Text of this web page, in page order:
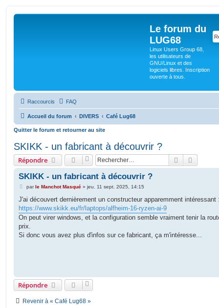
Le forum du
LUG68
Linux Users Group 68,
les utilisateurs de
GNU/Linux et des
logiciels libres. Inscription
ouverte à tous.
Raccourcis FAQ
Accueil du forum DIVERS Café Lug68
Quitter le forum et retourner au site
SKIKK - un fabricant à découvrir ?
Répondre Rechercher
SKIKK - un fabricant à découvrir ?
M
s
a
g
e
parle Manchot Masqué» jeu. 11 sept. 2025, 14:15
J'ai découvert dernièrement un constructeur apparemment intéressant
https://www.skikk.eu/fr/laptops/alfheim-16-ryzen-ai-9
On peut virer windows, et la configuration semble vraiment tenir la
prix.
Si donc vous avez plus d'infos sur ce fabricant, ça m'intéresse...
Répondre
Revenir à « Café Lug68 »